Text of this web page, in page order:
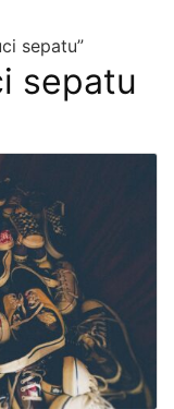
sepatu”
sepatu